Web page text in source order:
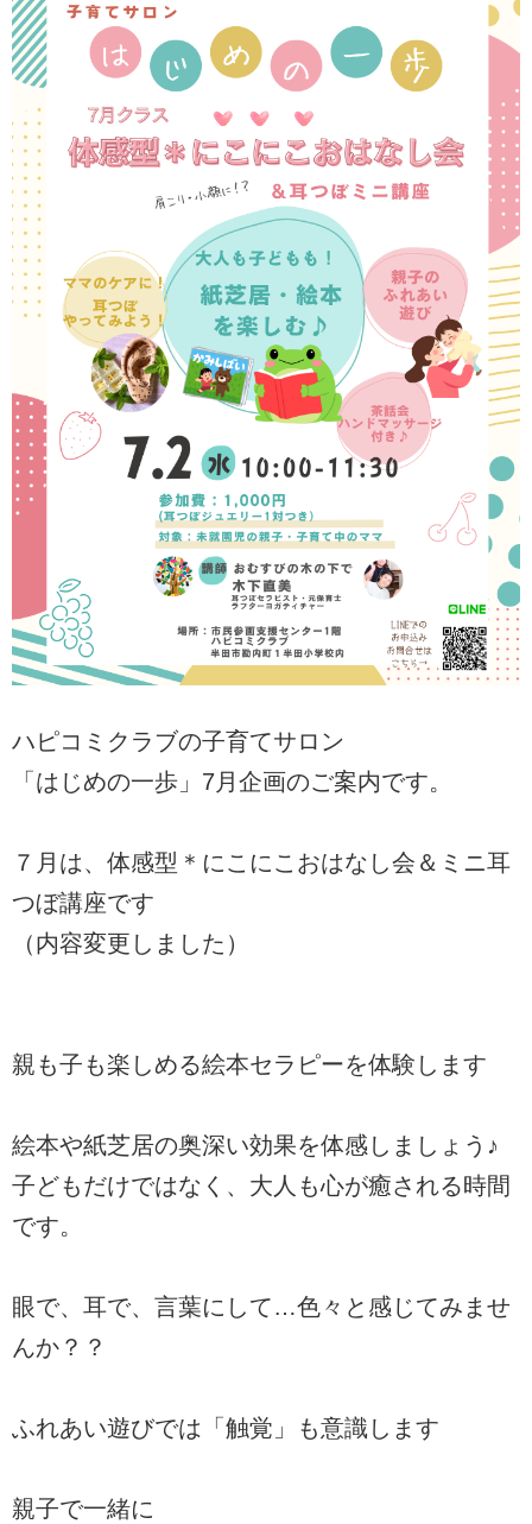
ハピコミクラブの子育てサロン
「はじめの一歩」7月企画のご案内です。
７月は、体感型＊にこにこおはなし会＆ミニ耳
つぼ講座です
（内容変更しました）
親も子も楽しめる絵本セラピーを体験します
絵本や紙芝居の奥深い効果を体感しましょう♪
子どもだけではなく、大人も心が癒される時間
です。
眼で、耳で、言葉にして…色々と感じてみませ
んか？？
ふれあい遊びでは「触覚」も意識します
親子で一緒に